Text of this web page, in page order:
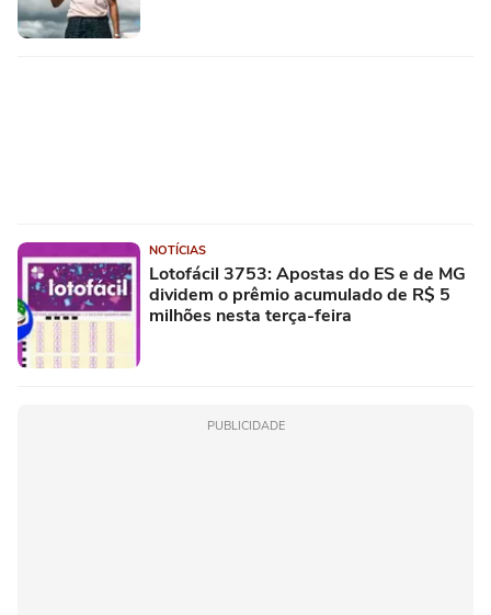
NOTÍCIAS
Lotofácil 3753: Apostas do ES e de MG
dividem o prêmio acumulado de R$ 5
milhões nesta terça-feira
PUBLICIDADE